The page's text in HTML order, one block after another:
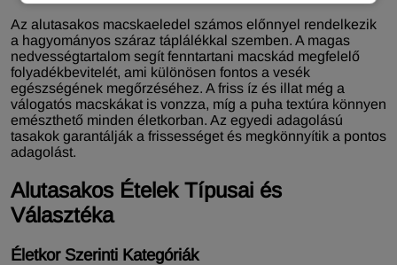
Az alutasakos macskaeledel számos előnnyel rendelkezik
a hagyományos száraz táplálékkal szemben. A magas
nedvességtartalom segít fenntartani macskád megfelelő
folyadékbevitelét, ami különösen fontos a vesék
egészségének megőrzéséhez. A friss íz és illat még a
válogatós macskákat is vonzza, míg a puha textúra könnyen
emészthető minden életkorban. Az egyedi adagolású
tasakok garantálják a frissességet és megkönnyítik a pontos
adagolást.
Alutasakos Ételek Típusai és
Választéka
Életkor Szerinti Kategóriák